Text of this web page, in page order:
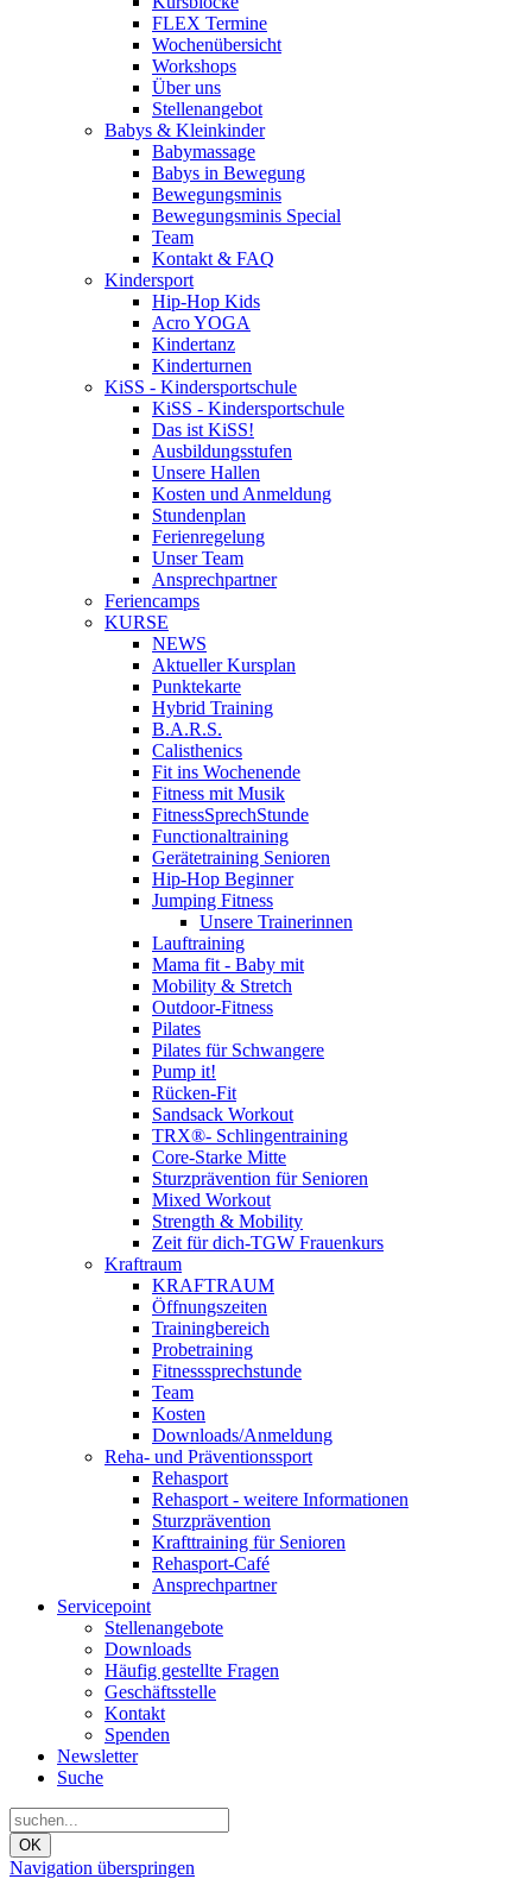
FLEX Termine
Wochenübersicht
Workshops
Über uns
Stellenangebot
Babys & Kleinkinder
Babymassage
Babys in Bewegung
Bewegungsminis
Bewegungsminis Special
Team
Kontakt & FAQ
Kindersport
Hip-Hop Kids
Acro YOGA
Kindertanz
Kinderturnen
KiSS - Kindersportschule
KiSS - Kindersportschule
Das ist KiSS!
Ausbildungsstufen
Unsere Hallen
Kosten und Anmeldung
Stundenplan
Ferienregelung
Unser Team
Ansprechpartner
Feriencamps
KURSE
NEWS
Aktueller Kursplan
Punktekarte
Hybrid Training
B.A.R.S.
Calisthenics
Fit ins Wochenende
Fitness mit Musik
FitnessSprechStunde
Functionaltraining
Gerätetraining Senioren
Hip-Hop Beginner
Jumping Fitness
Unsere Trainerinnen
Lauftraining
Mama fit - Baby mit
Mobility & Stretch
Outdoor-Fitness
Pilates
Pilates für Schwangere
Pump it!
Rücken-Fit
Sandsack Workout
TRX®- Schlingentraining
Core-Starke Mitte
Sturzprävention für Senioren
Mixed Workout
Strength & Mobility
Zeit für dich-TGW Frauenkurs
Kraftraum
KRAFTRAUM
Öffnungszeiten
Trainingbereich
Probetraining
Fitnesssprechstunde
Team
Kosten
Downloads/Anmeldung
Reha- und Präventionssport
Rehasport
Rehasport - weitere Informationen
Sturzprävention
Krafttraining für Senioren
Rehasport-Café
Ansprechpartner
Servicepoint
Stellenangebote
Downloads
Häufig gestellte Fragen
Geschäftsstelle
Kontakt
Spenden
Newsletter
Suche
OK
Navigation überspringen